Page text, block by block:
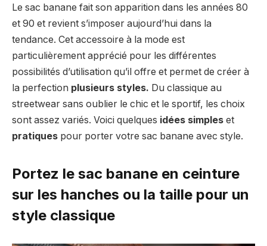
Le sac banane fait son apparition dans les années 80
et 90 et revient s’imposer aujourd’hui dans la
tendance. Cet accessoire à la mode est
particulièrement apprécié pour les différentes
possibilités d’utilisation qu’il offre et permet de créer à
la perfection plusieurs styles. Du classique au
streetwear sans oublier le chic et le sportif, les choix
sont assez variés. Voici quelques idées simples et
pratiques pour porter votre sac banane avec style.
Portez le sac banane en ceinture
sur les hanches ou la taille pour un
style classique